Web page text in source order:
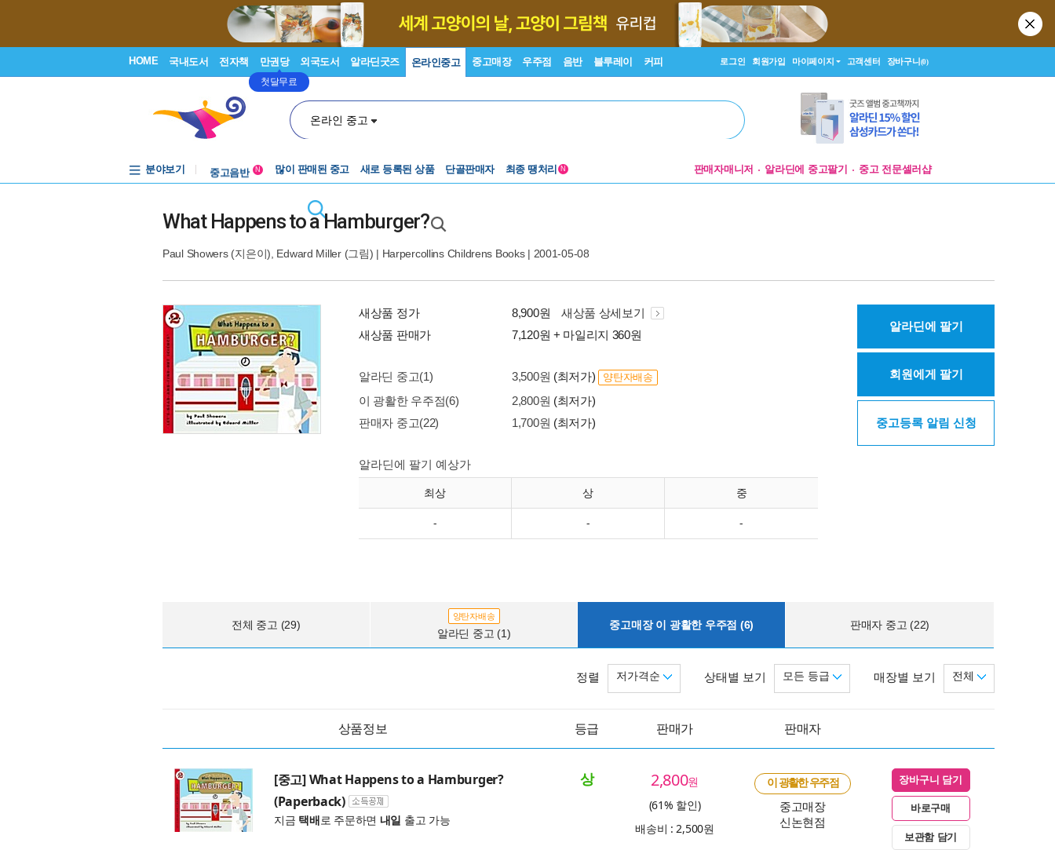
HOME 국내도서 전자책 만권당
첫달무료
외국도서 알라딘굿즈 온라인중고 중고매장 우주점 음반 블루레이 커피 로그인 회원가입 마이페이지 고객센터 장바구니(0)
온라인 중고
분야보기
중고음반
N 많이 판매된 중고 새로 등록된 상품 단골판매자 최종 땡처리 N 판매자매니저 알라딘에 중고팔기 중고 전문셀러샵
What Happens to a Hamburger?
Paul Showers(지은이), Edward Miller(그림) | Harpercollins Childrens Books| 2001-05-08
새상품 정가 8,900원
새상품 상세보기
새상품 판매가
7,120원 + 마일리지 360원
알라딘 중고(1) 3,500원 (최저가) 양탄자배송
이 광활한 우주점(6) 2,800원 (최저가)
판매자 중고(22)
1,700원 (최저가)
알라딘에 팔기 예상가
최상 상 중
- - -
알라딘에 팔기
회원에게 팔기
중고등록 알림 신청
전체 중고 (29)
양탄자배송
알라딘 중고 (1)
중고매장 이 광활한 우주점 (6) 판매자 중고 (22)
매장별 보기 전체
상태별 보기 모든 등급
정렬 저가격순
상품정보 등급 판매가 판매자
[중고] What Happens to a Hamburger?
(Paperback)
지금 택배로 주문하면 내일 출고 가능
상 2,800원
(61% 할인)
배송비 : 2,500원
이 광활한 우주점
중고매장
신논현점
장바구니 담기
바로구매
보관함 담기